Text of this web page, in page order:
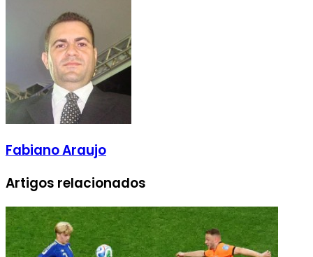
Fabiano Araujo
Artigos relacionados